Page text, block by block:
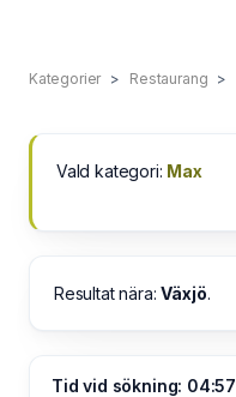
Kategorier Restaurang
Vald kategori: Max
Resultat nära:Växjö.
Tid vid sökning: 04:57